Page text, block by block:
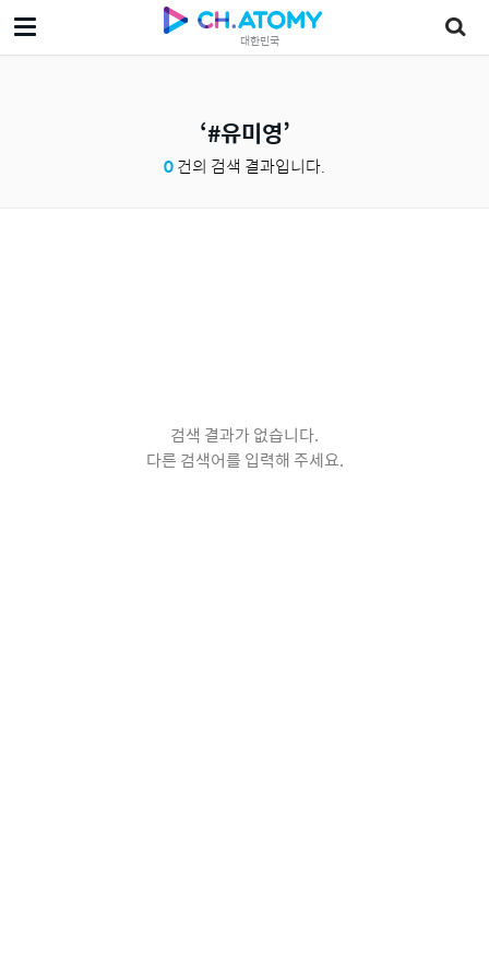
대한민국
#유미영
0건의 검색 결과입니다.
검색 결과가 없습니다.
다른 검색어를 입력해 주세요.